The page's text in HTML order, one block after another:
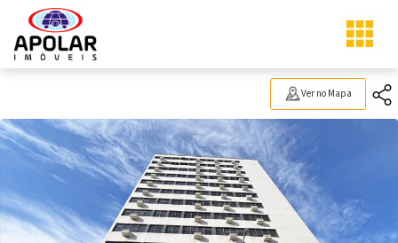
Ver no Mapa